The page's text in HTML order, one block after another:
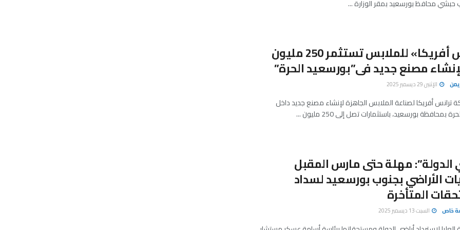
حبشي محافظ بورسعيد بمقر الوزارة ...
«ترانس أفريكا» للملابس تستثمر 250 مليون
مصنع جديد فى”بورسعيد الحرة”
الإثنين 29 ديسمبر 2025
أفريكا لصناعة الملابس الجاهزة لإنشاء مصنع جديد داخل
بمحافظة بورسعيد، باستثمارات تصل إلى 250 مليون ...
الدولة”: مهلة حتى مارس المقبل
الأراضي بجنوب بورسعيد لسداد
المتأخرة
خاص السبت 13 ديسمبر 2025